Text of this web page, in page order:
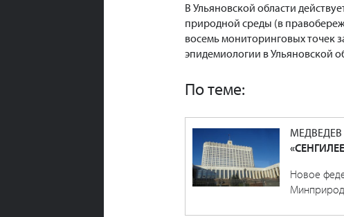
В Ульяновской области
природной среды (в
восемь мониторинговых точек
эпидемиологии в Ульяновской
По теме:
Новое